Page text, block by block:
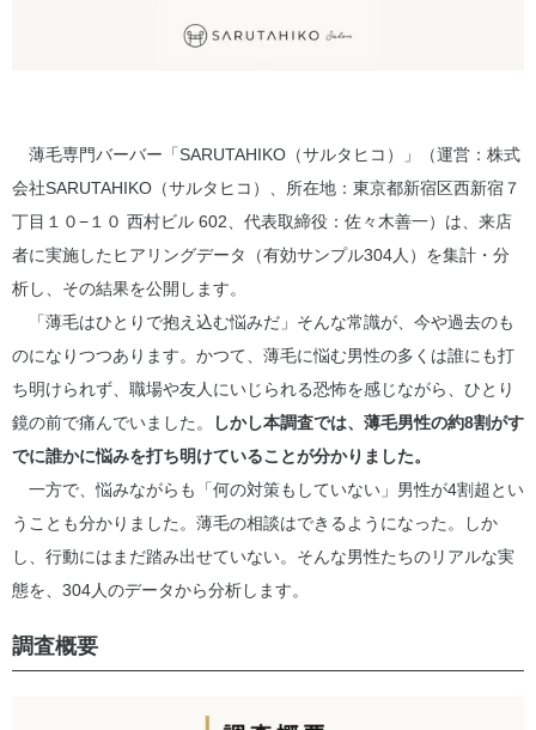
薄毛専門バーバー「SARUTAHIKO（サルタヒコ）」（運営：株式
会社SARUTAHIKO（サルタヒコ）、所在地：東京都新宿区西新宿７
丁目１０−１０ 西村ビル 602、代表取締役：佐々木善一）は、来店
者に実施したヒアリングデータ（有効サンプル304人）を集計・分
析し、その結果を公開します。
「薄毛はひとりで抱え込む悩みだ」そんな常識が、今や過去のも
のになりつつあります。かつて、薄毛に悩む男性の多くは誰にも打
ち明けられず、職場や友人にいじられる恐怖を感じながら、ひとり
鏡の前で痛んでいました。
しかし本調査では、薄毛男性の約8割がす
でに誰かに悩みを打ち明けていることが分かりました。
一方で、悩みながらも「何の対策もしていない」男性が4割超とい
うことも分かりました。薄毛の相談はできるようになった。しか
し、行動にはまだ踏み出せていない。そんな男性たちのリアルな実
態を、304人のデータから分析します。
調査概要